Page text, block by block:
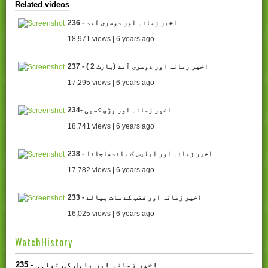
Related videos
236 - اخیر زمانہ اور دوسری آمد
18,971 views | 6 years ago
237 - ( اخیر زمانہ اور دوسری آمد (پارٹ 2
17,295 views | 6 years ago
234- اخیر زمانہ اور بڑی کسبی
18,741 views | 6 years ago
238 - اخیر زمانہ اور ابلیس ک باندھاجانا
17,782 views | 6 years ago
233 - اخیر زمانہ اور غضب کے سات پیالے
16,025 views | 6 years ago
WatchHistory
235 - اخیر زمانہ اور بابل کی تباہی